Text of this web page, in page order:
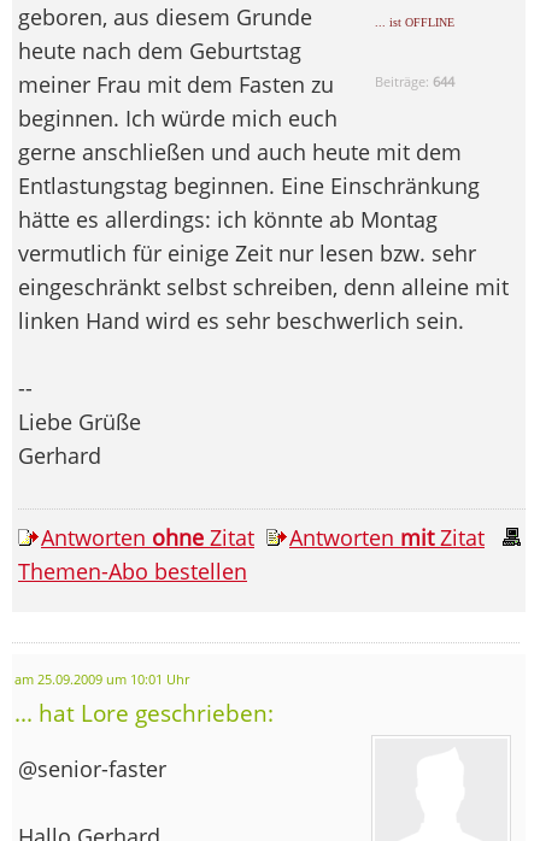
... ist OFFLINE
Beiträge: 644
geboren, aus diesem Grunde
heute nach dem Geburtstag
meiner Frau mit dem Fasten zu
beginnen. Ich würde mich euch
gerne anschließen und auch heute mit dem
Entlastungstag beginnen. Eine Einschränkung
hätte es allerdings: ich könnte ab Montag
vermutlich für einige Zeit nur lesen bzw. sehr
eingeschränkt selbst schreiben, denn alleine mit
linken Hand wird es sehr beschwerlich sein.
--
Liebe Grüße
Gerhard
Antworten ohne Zitat Antworten mitZitat
Themen-Abo bestellen
am 25.09.2009 um 10:01 Uhr
... hat Lore geschrieben:
@senior-faster